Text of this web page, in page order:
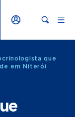
que
em Niterói